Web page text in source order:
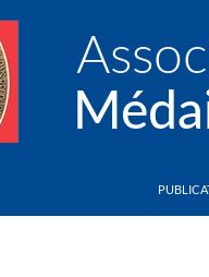
Médaille Miraculeuse